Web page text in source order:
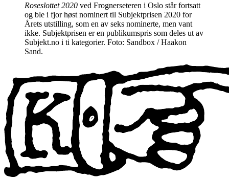
Roseslottet 2020 ved Frognerseteren i Oslo står fortsatt
og ble i fjor høst nominert til Subjektprisen 2020 for
Årets utstilling, som en av seks nominerte, men vant
ikke. Subjektprisen er en publikumspris som deles ut av
Subjekt.no i ti kategorier. Foto: Sandbox / Haakon
Sand.